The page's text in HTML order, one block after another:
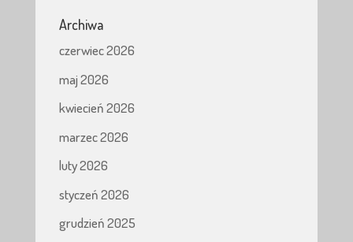
Archiwa
czerwiec 2026
maj 2026
kwiecień 2026
marzec 2026
luty 2026
styczeń 2026
grudzień 2025